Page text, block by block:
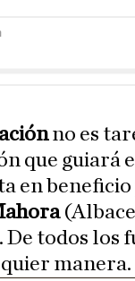
no es
que guiará
en
De todos los
manera.